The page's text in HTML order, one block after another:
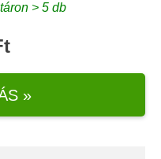
> 5 db
»